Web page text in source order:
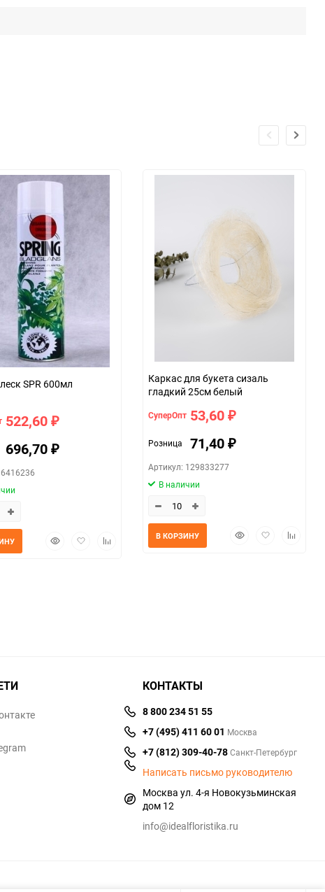
SPR 600мл
522,60 ₽
696,70 ₽
БыстрыйДобавитьДобавить
Каркас для букета сизаль
гладкий 25см белый
СуперОпт 53,60 ₽
Розница 71,40 ₽
Артикул: 129833277
В наличии
БыстрыйДобавить
В КОРЗИНУ
КОНТАКТЫ
8 800 234 51 55
+7 (495) 411 60 01 Москва
+7 (812) 309-40-78Санкт-Петербург
Написать письмо руководителю
Москва ул. 4-я Новокузьминская
дом 12
info@idealfloristika.ru